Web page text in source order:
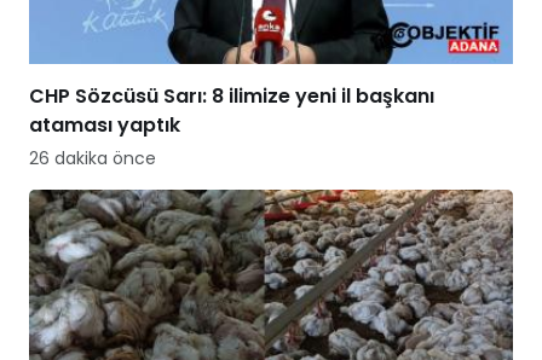
CHP Sözcüsü Sarı: 8 ilimize yeni il başkanı
ataması yaptık
26 dakika önce